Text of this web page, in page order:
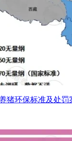
猪环保标准及处罚